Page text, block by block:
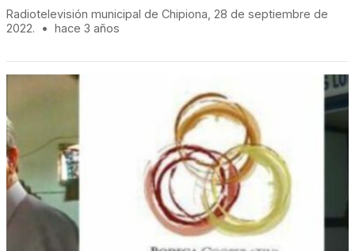
Radiotelevisión municipal de Chipiona, 28 de septiembre de
2022.
• hace 3 años